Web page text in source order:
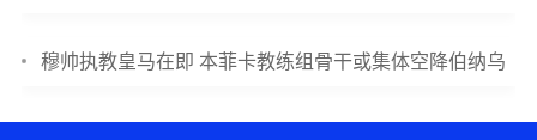
穆帅执教皇马在即 本菲卡教练组骨干或集体空降伯纳乌